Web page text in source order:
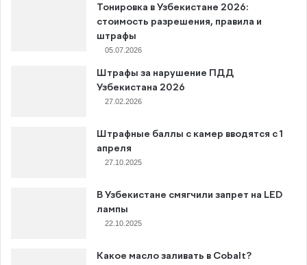
Тонировка в Узбекистане 2026:
стоимость разрешения, правила и
штрафы
05.07.2026
Штрафы за нарушение ПДД
Узбекистана 2026
27.02.2026
Штрафные баллы с камер вводятся с 1
апреля
27.10.2025
В Узбекистане смягчили запрет на LED
лампы
22.10.2025
Какое масло заливать в Cobalt?